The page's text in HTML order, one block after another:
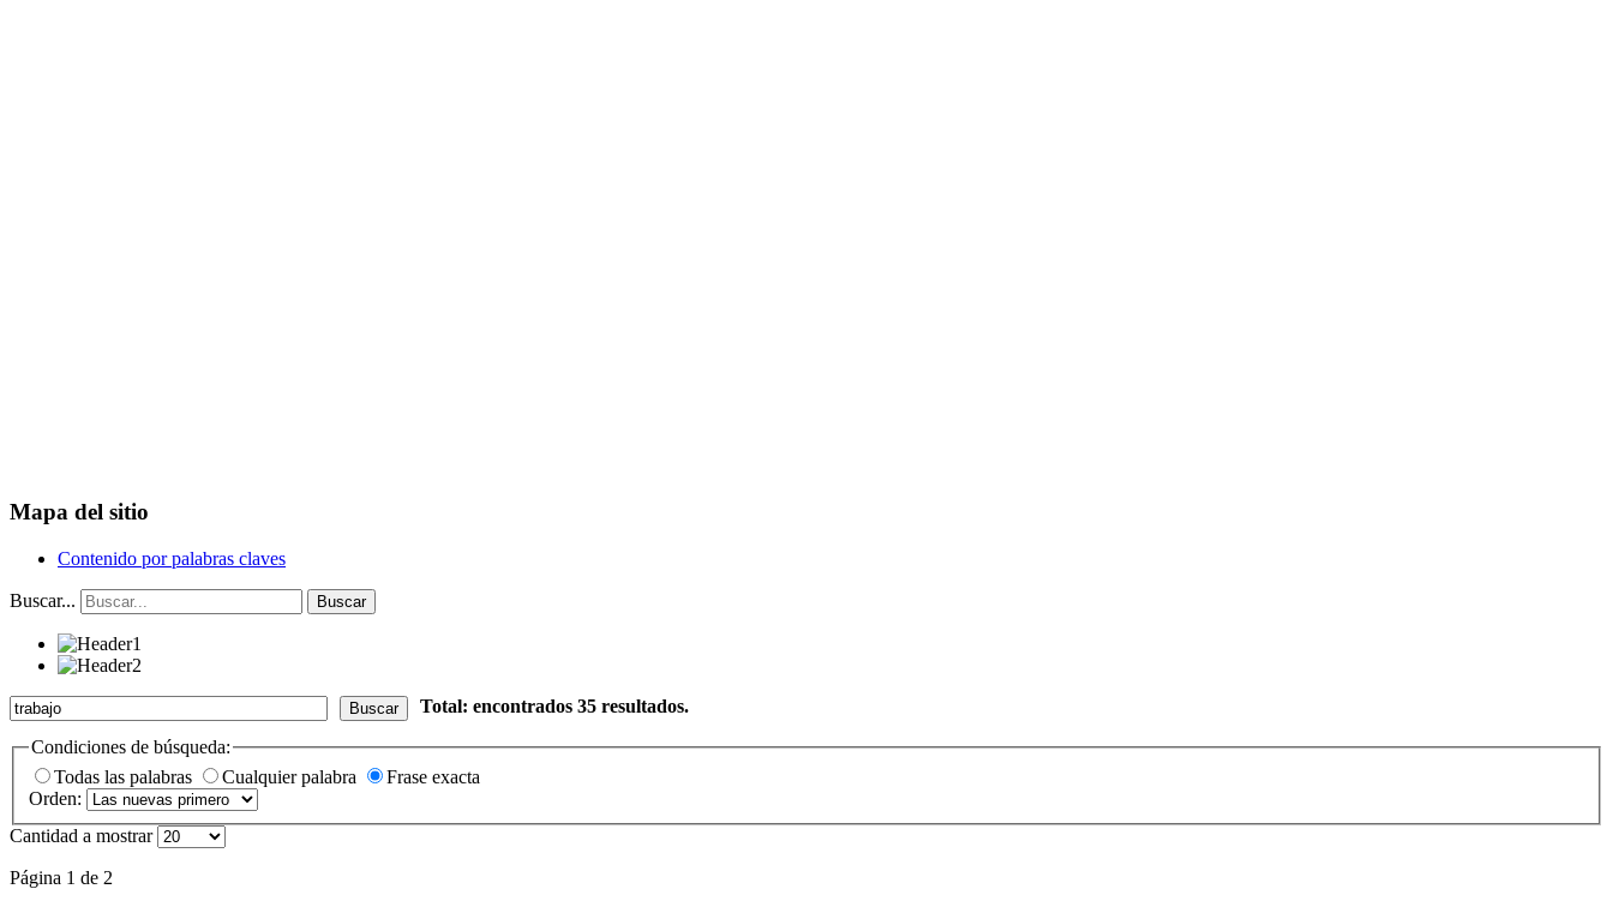
Mapa del sitio
Contenido por palabras claves
Buscar... Buscar
Buscar Total: encontrados 35 resultados.
Condiciones de búsqueda:
Todas las palabras
Cualquier palabra
Frase exacta
Orden:
Cantidad a mostrar
Página 1 de 2